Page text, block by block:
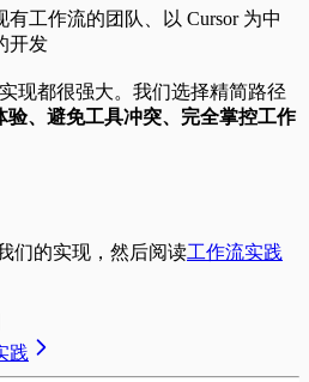
有工作流的团队、以 Cursor 为中
开发
现都很强大。我们选择精简路径
验、避免工具冲突、完全掌控工作
们的实现，然后阅读工作流实践
践